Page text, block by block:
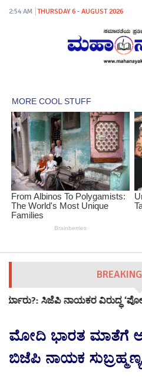
2:54 AM THURSDAY 6 - AUGUST 2026
BREAKING
ಸರ್ಕಾರಿ ಶಾಲೆಯಲ್ಲಿ
ಮೋದಿ ಭಾರತ ಮಾತೆಗೆ
ಬಿಜೆಪಿ ನಾಯಕ